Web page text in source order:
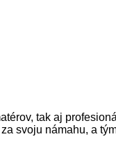
tak aj
svoju námahu, a